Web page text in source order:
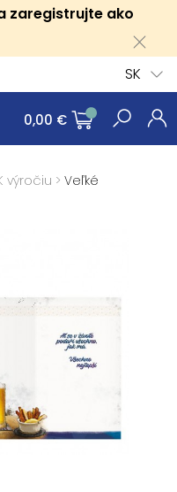
zaregistrujte ako
SK
0,00 €
výročiu > Veľké